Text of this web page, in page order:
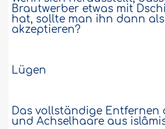
Brautwerber etwas mit
hat, sollte man ihn dann
akzeptieren?
Lügen
Das vollständige Entfernen
und Achselhaare aus